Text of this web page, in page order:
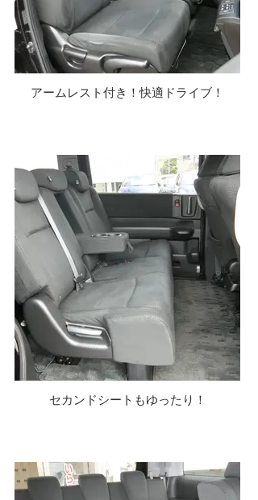
アームレスト付き！快適ドライブ！
セカンドシートもゆったり！